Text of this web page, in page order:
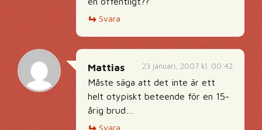
Svara
23 januari, 2007 kl. 00:42
Mattias
Måste säga att det inte är ett
helt otypiskt beteende för en 15-
årig brud…
Svara